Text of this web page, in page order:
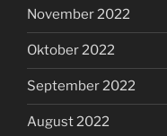
November 2022
Oktober 2022
September 2022
August 2022